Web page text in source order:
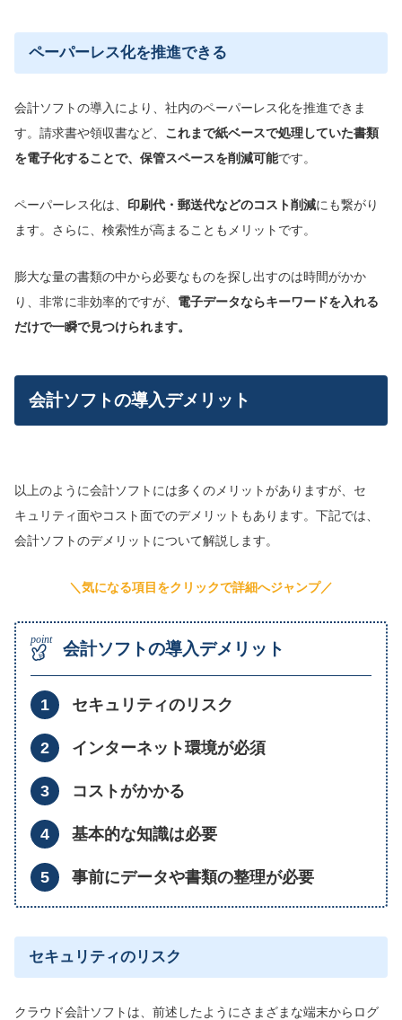
ペーパーレス化を推進できる
会計ソフトの導入により、社内のペーパーレス化を推進できま
す。請求書や領収書など、 これまで紙ベースで処理していた書類
を電子化することで、保管スペースを削減可能です。
ペーパーレス化は、 印刷代・郵送代などのコスト削減にも繋がり
ます。さらに、検索性が高まることもメリットです。
膨大な量の書類の中から必要なものを探し出すのは時間がかか
り、非常に非効率的ですが、 電子データならキーワードを入れる
だけで一瞬で見つけられます。
会計ソフトの導入デメリット
以上のように会計ソフトには多くのメリットがありますが、セ
キュリティ面やコスト面でのデメリットもあります。下記では、
会計ソフトのデメリットについて解説します。
＼気になる項目をクリックで詳細へジャンプ／
会計ソフトの導入デメリット
セキュリティのリスク
インターネット環境が必須
コストがかかる
基本的な知識は必要
事前にデータや書類の整理が必要
セキュリティのリスク
クラウド会計ソフトは、前述したようにさまざまな端末からログ